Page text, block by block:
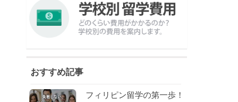
おすすめ記事
フィリピン留学の第一歩！